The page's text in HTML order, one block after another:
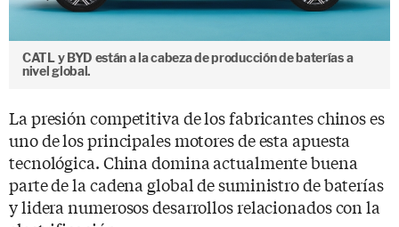
CATL y BYD están a la cabeza de producción de baterías a
nivel global.
La presión competitiva de los fabricantes chinos es
uno de los principales motores de esta apuesta
tecnológica. China domina actualmente buena
parte de la cadena global de suministro de baterías
y lidera numerosos desarrollos relacionados con la